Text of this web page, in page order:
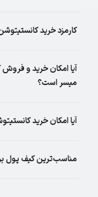
کارمزد خرید
آیا امکان خرید و
میسر است؟
آیا امکان خرید
مناسب‌ترین کیف پول